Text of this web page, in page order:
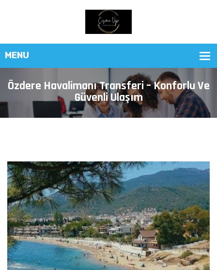
Özdere Havalimanı Transferi – Konforlu Ve
Güvenli Ulaşım